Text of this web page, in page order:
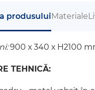
produsuluiMateriale
900 х 340 х Н2100
TEHNICĂ: